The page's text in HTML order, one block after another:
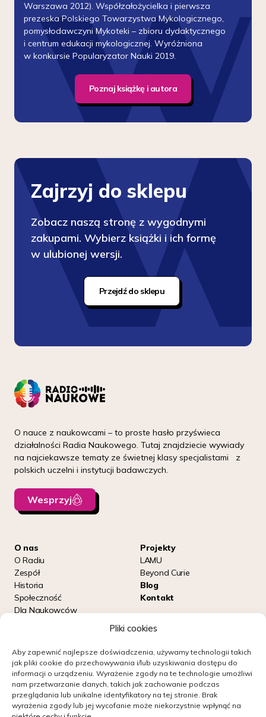
Pliki cookies
Aby zapewnić najlepsze doświadczenia, używamy technologii takich
jak pliki cookie do przechowywania i/lub uzyskiwania dostępu do
informacji o urządzeniu. Wyrażenie zgody na te technologie umożliwi
nam przetwarzanie danych, takich jak zachowanie podczas
przeglądania lub unikalne identyfikatory na tej stronie. Brak
wyrażenia zgody lub jej wycofanie może niekorzystnie wpłynąć na
Warszawa 2012). Współzałożycielka i pierwsza
prezeska Polskiego Towarzystwa Mykologicznego,
pomysłodawczyni Mykoteki – zbioru dydaktycznego
i centrum edukacji mykologicznej. Wyróżniona
w konkursie Popularyzator Nauki 2019.
Poznaj książkę i autora
Zajrzyj do sklepu
Zobacz naszą stronę z wygodnymi
zakupami. Wybierz książki i ich formę
w ulubionej wersji.
Przejdź do sklepu
O nauce z naukowcami – to proste hasło przyświeca
działalności Radia Naukowego. Tutaj znajdziecie wywiady
na najciekawsze tematy ze świetnej klasy specjalistami z
polskich uczelni i instytucji badawczych.
Wesprzyj
O nas
O Radiu
Zespół
Historia
Społeczność
Dla Naukowców
Projekty
LAMU
Beyond Curie
Blog
Kontakt
Posłuchaj nas na:
Obserwuj nas